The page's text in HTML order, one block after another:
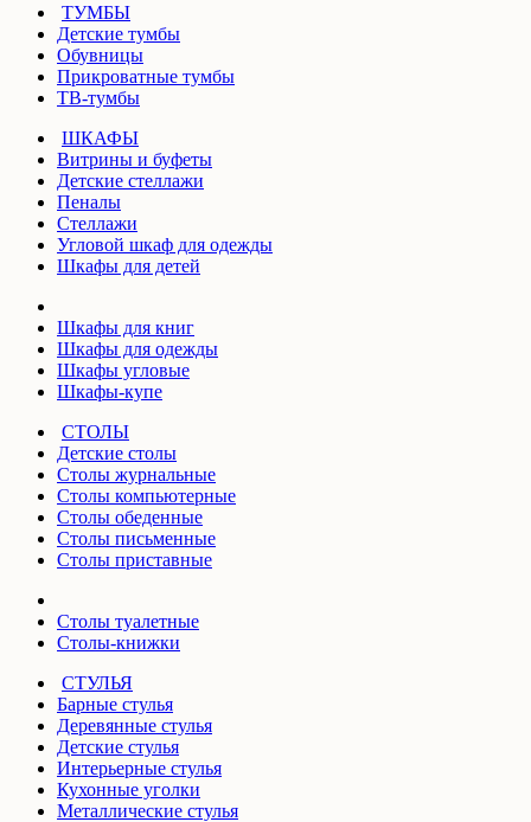
ТУМБЫ
Детские тумбы
Обувницы
Прикроватные тумбы
ТВ-тумбы
ШКАФЫ
Витрины и буфеты
Детские стеллажи
Пеналы
Стеллажи
Угловой шкаф для одежды
Шкафы для детей
Шкафы для книг
Шкафы для одежды
Шкафы угловые
Шкафы-купе
СТОЛЫ
Детские столы
Столы журнальные
Столы компьютерные
Столы обеденные
Столы письменные
Столы приставные
Столы туалетные
Столы-книжки
СТУЛЬЯ
Барные стулья
Деревянные стулья
Детские стулья
Интерьерные стулья
Кухонные уголки
Металлические стулья